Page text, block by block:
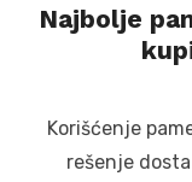
Najbolje
Korišćenje
rešenje